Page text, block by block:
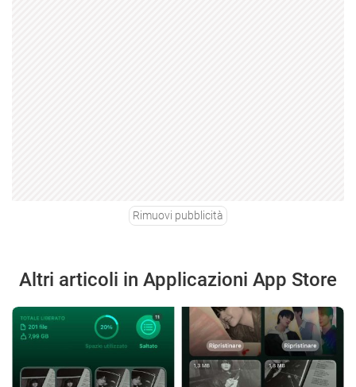
Rimuovi pubblicità
Altri articoli in Applicazioni App Store